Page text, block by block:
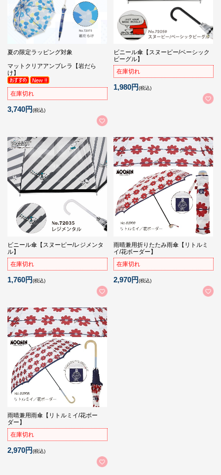
夏の限定ラッピング対象
マットクリアアンブレラ【岩だら
け】
在庫切れ
3,740円(税込)
ビニール傘【スヌーピー/ベーシック
ビーグル】
在庫切れ
1,980円(税込)
ビニール傘【スヌーピー/レジメンタ
ル】
在庫切れ
1,760円(税込)
雨晴兼用折りたたみ雨傘【リトルミ
イ/花ボーダー】
在庫切れ
2,970円(税込)
雨晴兼用雨傘【リトルミイ/花ボー
ダー】
在庫切れ
2,970円(税込)